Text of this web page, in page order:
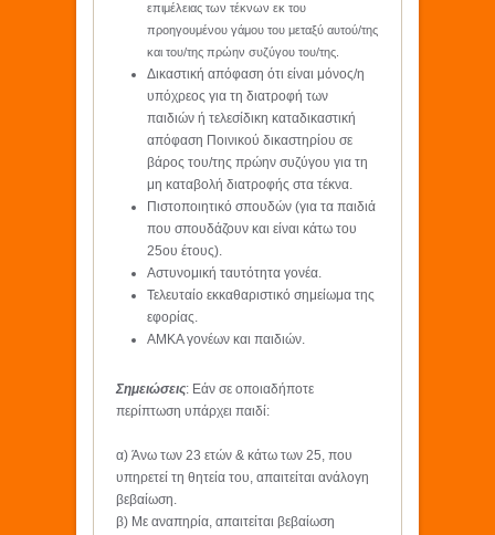
επιμέλειας των τέκνων εκ του
προηγουμένου γάμου του μεταξύ αυτού/της
και του/της πρώην συζύγου του/της.
Δικαστική απόφαση ότι είναι μόνος/η
υπόχρεος για τη διατροφή των
παιδιών ή τελεσίδικη καταδικαστική
απόφαση Ποινικού δικαστηρίου σε
βάρος του/της πρώην συζύγου για τη
μη καταβολή διατροφής στα τέκνα.
Πιστοποιητικό σπουδών (για τα παιδιά
που σπουδάζουν και είναι κάτω του
25ου έτους).
Αστυνομική ταυτότητα γονέα.
Τελευταίο εκκαθαριστικό σημείωμα της
εφορίας.
ΑΜΚΑ γονέων και παιδιών.
Σημειώσεις: Εάν σε οποιαδήποτε
περίπτωση υπάρχει παιδί:
α) Άνω των 23 ετών & κάτω των 25, που
υπηρετεί τη θητεία του, απαιτείται ανάλογη
βεβαίωση.
β) Με αναπηρία, απαιτείται βεβαίωση